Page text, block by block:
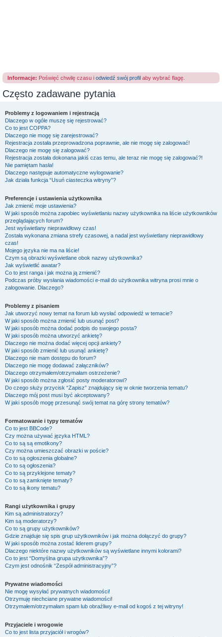
Informacje: Poświęć chwilę czasu i odwiedź swój profil aby wybrać flagę.
Często zadawane pytania
Problemy z logowaniem i rejestracją
Dlaczego w ogóle muszę się rejestrować?
Co to jest COPPA?
Dlaczego nie mogę się zarejestrować?
Rejestracja została przeprowadzona poprawnie, ale nie mogę się zalogować!
Dlaczego nie mogę się zalogować?
Rejestracja została dokonana jakiś czas temu, ale teraz nie mogę się zalogować?!
Nie pamiętam hasła!
Dlaczego następuje automatyczne wylogowanie?
Jak działa funkcja “Usuń ciasteczka witryny”?
Preferencje i ustawienia użytkownika
Jak zmienić moje ustawienia?
W jaki sposób można zapobiec wyświetlaniu nazwy użytkownika na liście użytkowników
przeglądających forum?
Jest wyświetlany nieprawidłowy czas!
Została wykonana zmiana strefy czasowej, a nadal jest wyświetlany nieprawidłowy
czas!
Mojego języka nie ma na liście!
Czym są obrazki wyświetlane obok nazwy użytkownika?
Jak wyświetlić awatar?
Co to jest ranga i jak można ją zmienić?
Podczas próby wysłania wiadomości e-mail do użytkownika witryna prosi mnie o
zalogowanie. Dlaczego?
Problemy z pisaniem
Jak utworzyć nowy temat na forum lub wysłać odpowiedź w temacie?
W jaki sposób można zmienić lub usunąć post?
W jaki sposób można dodać podpis do swojego posta?
W jaki sposób można utworzyć ankietę?
Dlaczego nie można dodać więcej opcji ankiety?
W jaki sposób zmienić lub usunąć ankietę?
Dlaczego nie mam dostępu do forum?
Dlaczego nie mogę dodawać załączników?
Dlaczego otrzymałem/otrzymałam ostrzeżenie?
W jaki sposób można zgłosić posty moderatorowi?
Do czego służy przycisk “Zapisz” znajdujący się w oknie tworzenia tematu?
Dlaczego mój post musi być akceptowany?
W jaki sposób mogę przesunąć swój temat na górę strony tematów?
Formatowanie i typy tematów
Co to jest BBCode?
Czy można używać języka HTML?
Co to są są emotikony?
Czy można umieszczać obrazki w poście?
Co to są ogłoszenia globalne?
Co to są ogłoszenia?
Co to są przyklejone tematy?
Co to są zamknięte tematy?
Co to są ikony tematu?
Rangi użytkownika i grupy
Kim są administratorzy?
Kim są moderatorzy?
Co to są grupy użytkowników?
Gdzie znajduje się spis grup użytkowników i jak można dołączyć do grupy?
W jaki sposób można zostać liderem grupy?
Dlaczego niektóre nazwy użytkowników są wyświetlane innymi kolorami?
Co to jest “Domyślna grupa użytkownika”?
Czym jest odnośnik “Zespół administracyjny”?
Prywatne wiadomości
Nie mogę wysyłać prywatnych wiadomości!
Otrzymuję niechciane prywatne wiadomości!
Otrzymałem/otrzymałam spam lub obraźliwy e-mail od kogoś z tej witryny!
Przyjaciele i wrogowie
Co to jest lista przyjaciół i wrogów?